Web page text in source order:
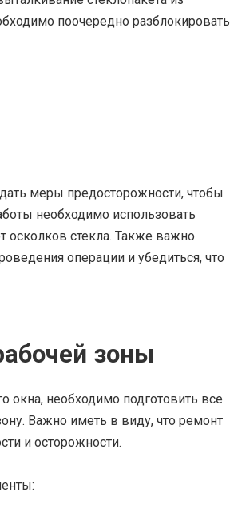
поочередно разблокировать
меры предосторожности, чтобы
необходимо использовать
осколков стекла. Также важно
операции и убедиться, что
зоны
окна, необходимо подготовить все
Важно иметь в виду, что ремонт
и осторожности.